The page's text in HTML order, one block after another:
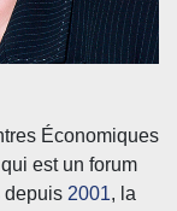
Économiques
est un forum
depuis 2001, la